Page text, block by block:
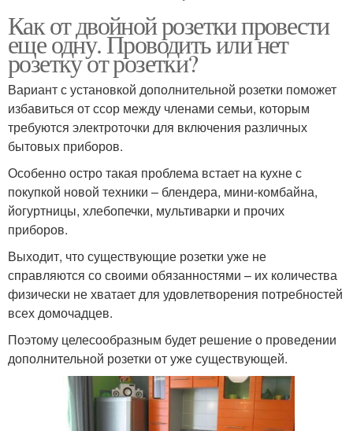
Как от двойной розетки провести
еще одну. Проводить или нет
розетку от розетки?
Вариант с установкой дополнительной розетки поможет
избавиться от ссор между членами семьи, которым
требуются электроточки для включения различных
бытовых приборов.
Особенно остро такая проблема встает на кухне с
покупкой новой техники – блендера, мини-комбайна,
йогуртницы, хлебопечки, мультиварки и прочих
приборов.
Выходит, что существующие розетки уже не
справляются со своими обязанностями – их количества
физически не хватает для удовлетворения потребностей
всех домочадцев.
Поэтому целесообразным будет решение о проведении
дополнительной розетки от уже существующей.